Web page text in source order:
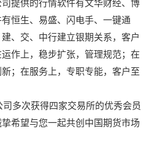
提供的行情软件有文华财经、博
恒生、易盛、闪电手、一键通
、交、中行建立银期关系，客户
作上，稳步扩张，管理规范；在
；在服务上，专职专能，客户至
多次获得四家交易所的优秀会员
希望与您一起共创中国期货市场